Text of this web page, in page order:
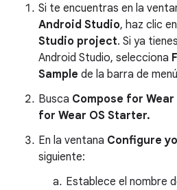
Si te encuentras en la
Android Studio, haz clic en
Studio project. Si ya
Android Studio, selecciona
Sample de la barra de
Busca Compose for Wear
for Wear OS Starter.
En la ventana Configure
siguiente:
Establece el nombre